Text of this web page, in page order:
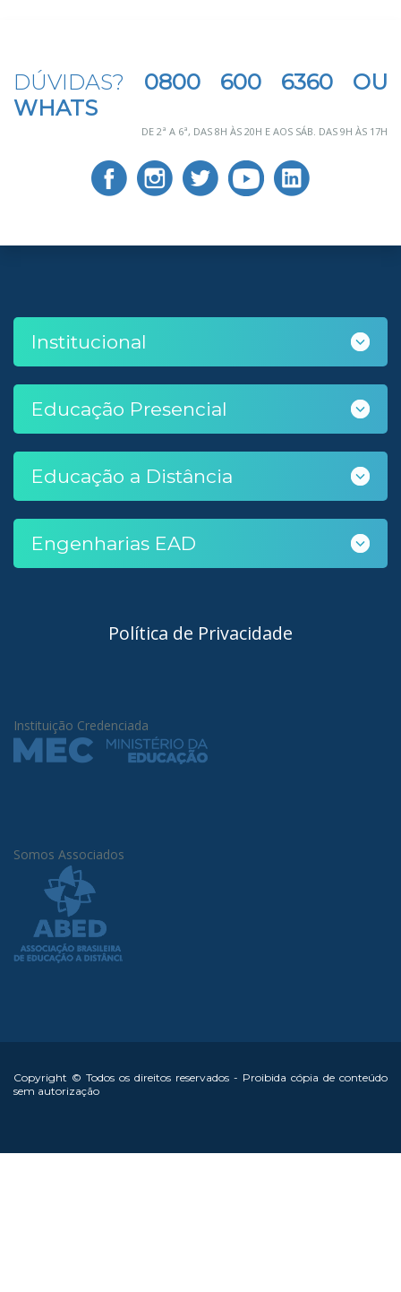
DÚVIDAS? 0800 600 6360 OU
WHATS
DE 2ª A 6ª, DAS 8H ÀS 20H E AOS SÁB. DAS 9H ÀS 17H
Institucional
Educação Presencial
Educação a Distância
Engenharias EAD
Política de Privacidade
Instituição Credenciada
Somos Associados
Copyright © Todos os direitos reservados - Proibida cópia de conteúdo
sem autorização